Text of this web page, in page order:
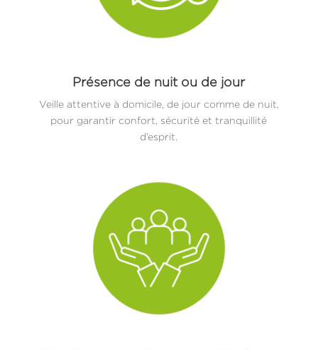
Présence de nuit ou de jour
Veille attentive à domicile, de jour comme de nuit,
pour garantir confort, sécurité et tranquillité
d’esprit.